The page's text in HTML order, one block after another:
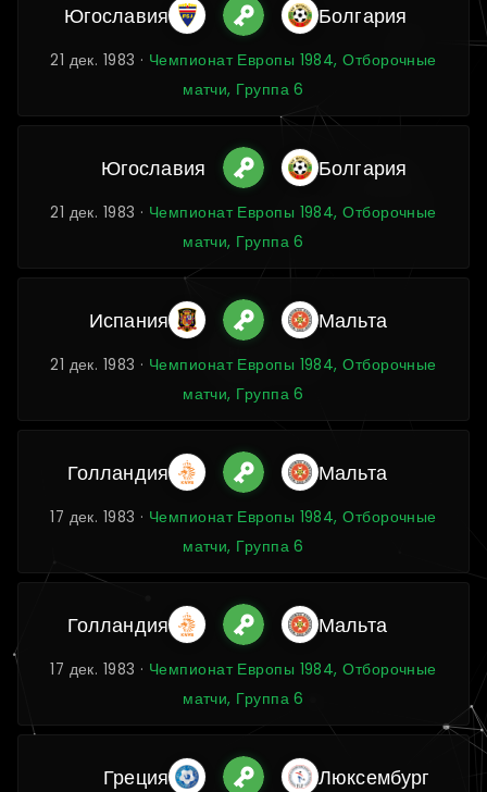
Югославия Болгария
21 дек. 1983 · Чемпионат Европы 1984, Отборочные
матчи, Группа 6
Югославия Болгария
21 дек. 1983 · Чемпионат Европы 1984, Отборочные
матчи, Группа 6
Испания Мальта
21 дек. 1983 · Чемпионат Европы 1984, Отборочные
матчи, Группа 6
Голландия Мальта
17 дек. 1983 · Чемпионат Европы 1984, Отборочные
матчи, Группа 6
Голландия Мальта
17 дек. 1983 · Чемпионат Европы 1984, Отборочные
матчи, Группа 6
Греция Люксембург